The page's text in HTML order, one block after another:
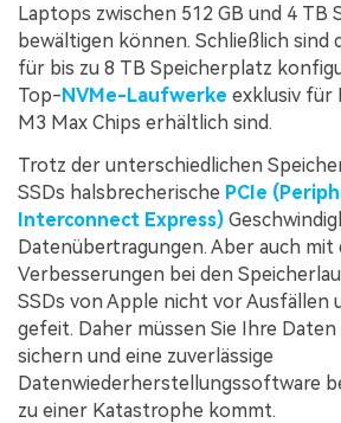
Laptops zwischen 512 GB und 4 TB
bewältigen können. Schließlich sind
für bis zu 8 TB Speicherplatz
Top-NVMe-Laufwerke exklusiv für
M3 Max Chips erhältlich sind.
Trotz der unterschiedlichen
SSDs halsbrecherische PCIe
Interconnect Express)
Datenübertragungen. Aber auch
Verbesserungen bei den
SSDs von Apple nicht vor Ausfällen
gefeit. Daher müssen Sie Ihre
sichern und eine zuverlässige
Datenwiederherstellungssoftware
zu einer Katastrophe kommt.